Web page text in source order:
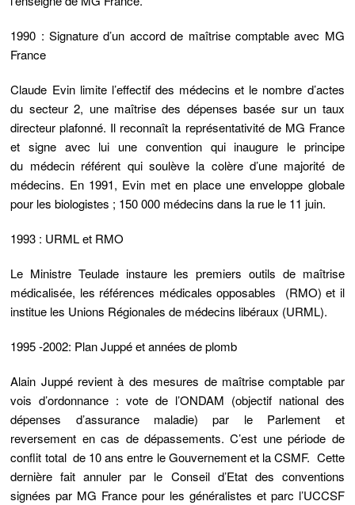
1990 : Signature d’un accord de maîtrise comptable avec MG
France
Claude Evin limite l’effectif des médecins et le nombre d’actes
du secteur 2, une maîtrise des dépenses basée sur un taux
directeur plafonné. Il reconnaît la représentativité de MG France
et signe avec lui une convention qui inaugure le principe
du médecin référent qui soulève la colère d’une majorité de
médecins. En 1991, Evin met en place une enveloppe globale
pour les biologistes ; 150 000 médecins dans la rue le 11 juin.
1993 : URML et RMO
Le Ministre Teulade instaure les premiers outils de maîtrise
médicalisée, les références médicales opposables (RMO) et il
institue les Unions Régionales de médecins libéraux (URML).
1995 -2002: Plan Juppé et années de plomb
Alain Juppé revient à des mesures de maîtrise comptable par
vois d’ordonnance : vote de l’ONDAM (objectif national des
dépenses d’assurance maladie) par le Parlement et
reversement en cas de dépassements. C’est une période de
conflit total de 10 ans entre le Gouvernement et la CSMF. Cette
dernière fait annuler par le Conseil d’Etat des conventions
signées par MG France pour les généralistes et parc l’UCCSF